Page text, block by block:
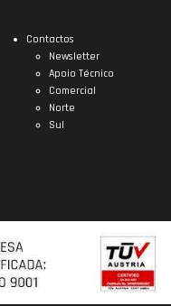
Contactos
Newsletter
Apoio Técnico
Comercial
Norte
Sul